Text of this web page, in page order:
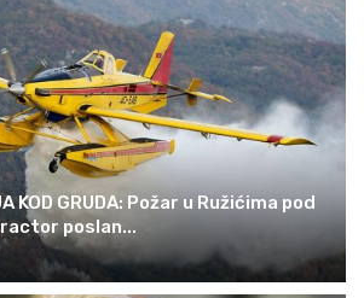
KOD GRUDA: Požar u Ružićima pod
poslan...